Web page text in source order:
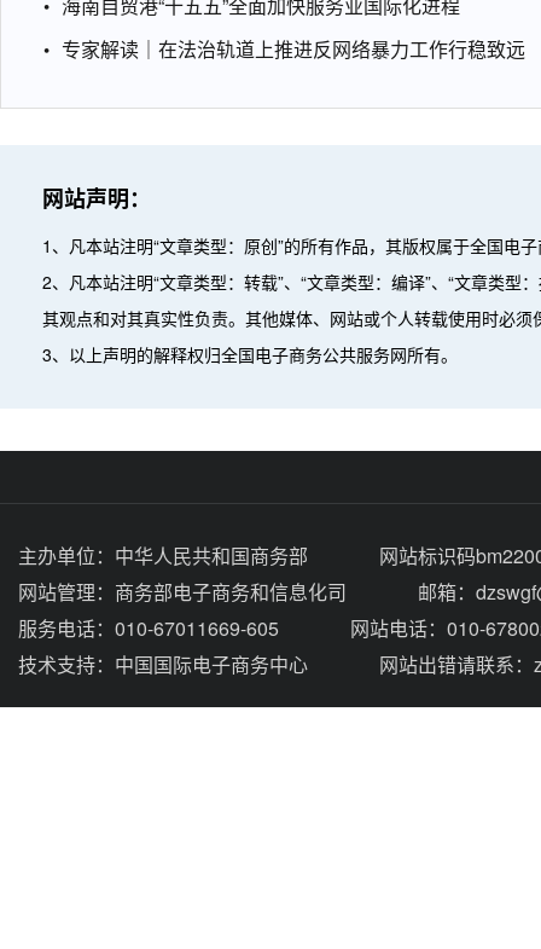
专家解读｜在法治轨道上推进反网络暴力工作行稳致远
网站声明：
1、凡本站注明“文章类型：原创”的所有作品，其版权属于全国电
2、凡本站注明“文章类型：转载”、“文章类型：编译”、“文章类
其观点和对其真实性负责。其他媒体、网站或个人转载使用时必
3、以上声明的解释权归全国电子商务公共服务网所有。
主办单位： 中华人民共和国商务部
网站标识码
网站管理： 商务部电子商务和信息化司
邮箱：
服务电话：010-67011669-605
网站电话：010-
技术支持： 中国国际电子商务中心 网站出错请联系